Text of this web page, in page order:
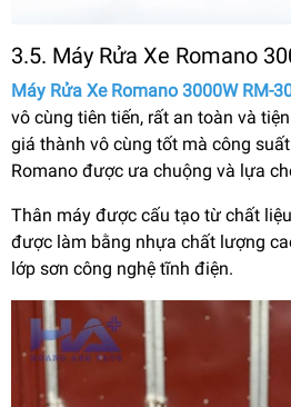
3.5. Máy Rửa Xe Romano
Máy Rửa Xe Romano 3000W RM-
vô cùng tiên tiến, rất an toàn và
giá thành vô cùng tốt mà công
Romano được ưa chuộng và lựa
Thân máy được cấu tạo từ chất
được làm bằng nhựa chất lượng
lớp sơn công nghệ tĩnh điện.